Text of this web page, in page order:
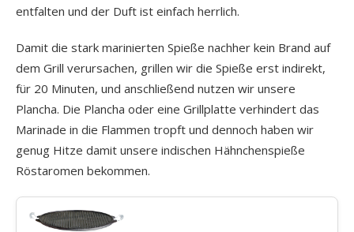
entfalten und der Duft ist einfach herrlich.
Damit die stark marinierten Spieße nachher kein Brand auf
dem Grill verursachen, grillen wir die Spieße erst indirekt,
für 20 Minuten, und anschließend nutzen wir unsere
Plancha. Die Plancha oder eine Grillplatte verhindert das
Marinade in die Flammen tropft und dennoch haben wir
genug Hitze damit unsere indischen Hähnchenspieße
Röstaromen bekommen.